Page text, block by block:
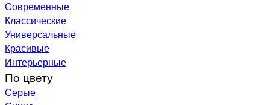
Современные
Классические
Универсальные
Красивые
Интерьерные
По цвету
Серые